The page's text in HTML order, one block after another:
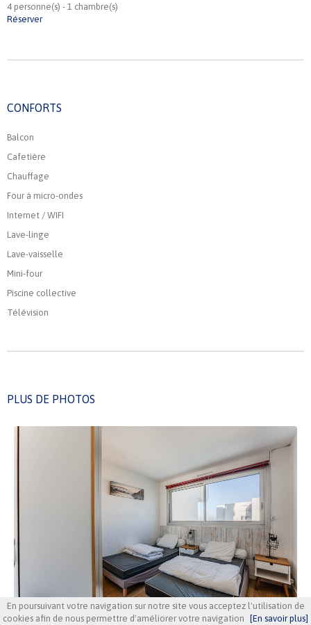
4 personne(s) - 1 chambre(s)
Réserver
CONFORTS
Balcon
Cafetière
Chauffage
Four à micro-ondes
Internet / WIFI
Lave-linge
Lave-vaisselle
Mini-four
Piscine collective
Télévision
PLUS DE PHOTOS
En poursuivant votre navigation sur notre site vous acceptez l'utilisation de
cookies afin de nous permettre d'améliorer votre navigation
[En savoir plus]